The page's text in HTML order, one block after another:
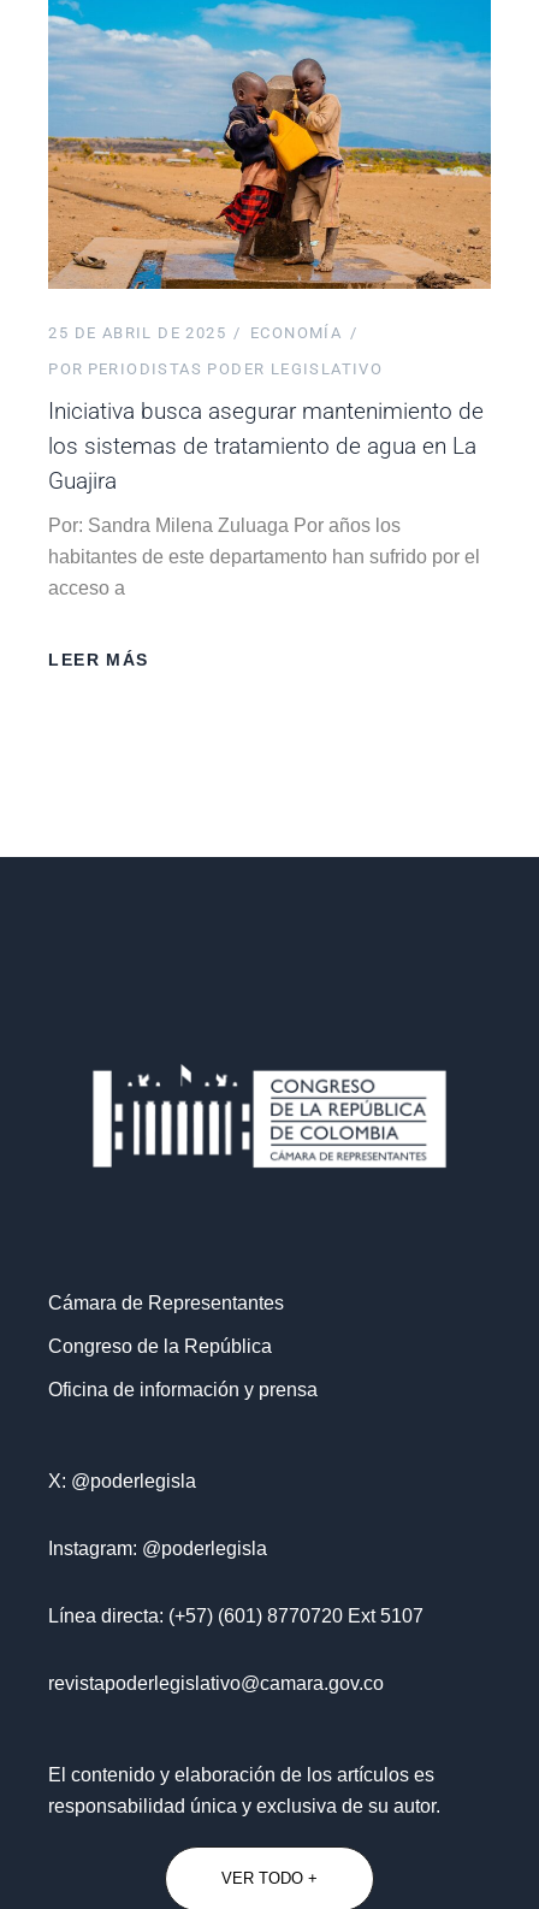
25 DE ABRIL DE 2025
ECONOMÍA
POR PERIODISTAS PODER LEGISLATIVO
Iniciativa busca asegurar mantenimiento de
los sistemas de tratamiento de agua en La
Guajira
Por: Sandra Milena Zuluaga Por años los
habitantes de este departamento han sufrido por el
acceso a
LEER MÁS
Cámara de Representantes
Congreso de la República
Oficina de información y prensa
X: @poderlegisla
Instagram: @poderlegisla
Línea directa: (+57) (601) 8770720 Ext 5107
revistapoderlegislativo@camara.gov.co
El contenido y elaboración de los artículos es
responsabilidad única y exclusiva de su autor.
VER TODO +